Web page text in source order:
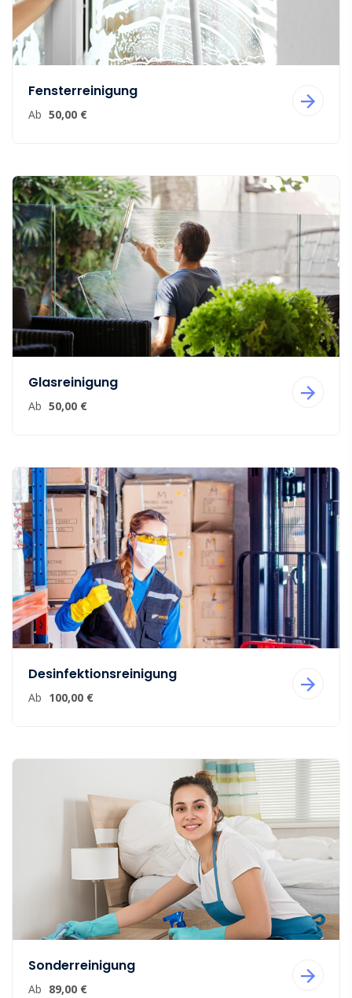
Fensterreinigung
Ab 50,00 €
Glasreinigung
Ab 50,00 €
Desinfektionsreinigung
Ab 100,00 €
Sonderreinigung
Ab 89,00 €